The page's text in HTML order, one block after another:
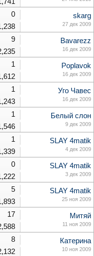
0
skarg
27 дек 2009
9
Bavarezz
16 дек 2009
1
Poplavok
16 дек 2009
1
Уго Чавес
16 дек 2009
1
Белый слон
9 дек 2009
1
SLAY 4matik
4 дек 2009
0
SLAY 4matik
3 дек 2009
5
SLAY 4matik
25 ноя 2009
17
Митяй
11 ноя 2009
8
Катерина
10 ноя 2009